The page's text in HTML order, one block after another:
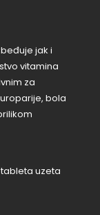
jak i
vitamina
za
bola
uzeta